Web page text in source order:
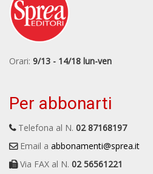
Orari: 9/13 - 14/18 lun-ven
Per abbonarti
Telefona al N. 02 87168197
Email a abbonamenti@sprea.it
Via FAX al N. 02 56561221